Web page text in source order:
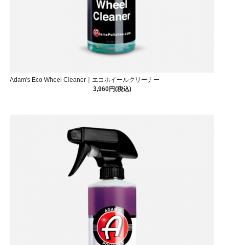
Adam's Eco Wheel Cleaner｜エコホイールクリーナー
3,960円(税込)